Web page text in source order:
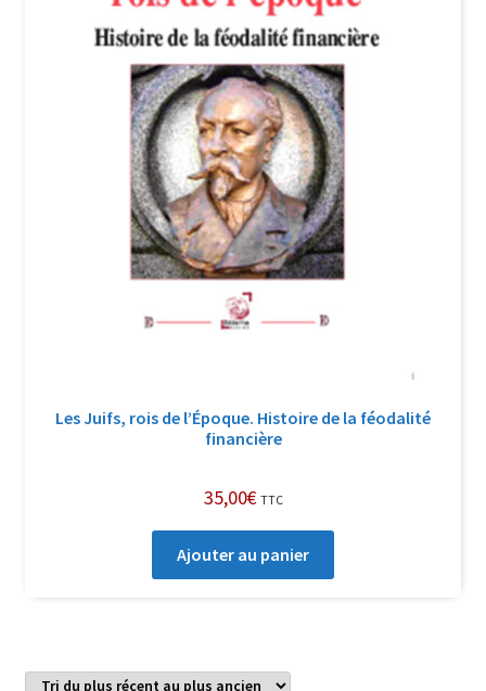
Les Juifs, rois de l’Époque. Histoire de la féodalité
financière
35,00€ TTC
Ajouter au panier